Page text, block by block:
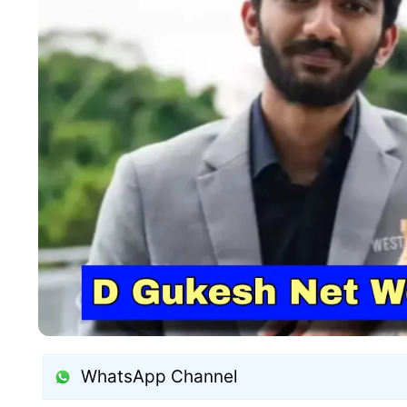
WhatsApp Channel